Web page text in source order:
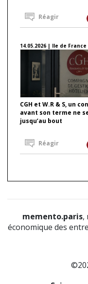
Réagir
14.05.2026 | Ile de France
CGH et W.R & S, un
avant son terme ne
jusqu’au bout
Réagir
memento.paris,
économique des